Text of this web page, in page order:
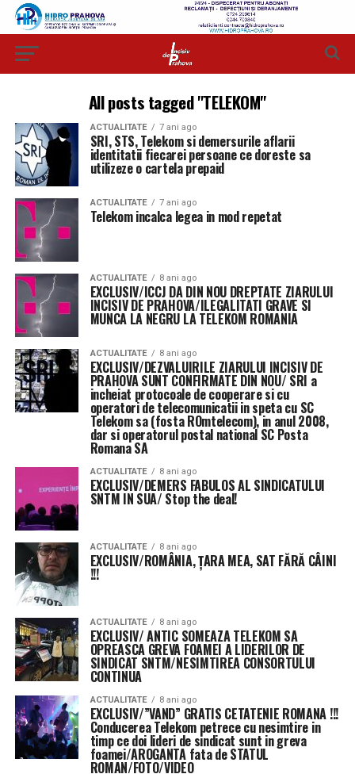
All posts tagged "TELEKOM"
ACTUALITATE 7 ani ago
SRI, STS, Telekom si demersurile aflarii
identitatii fiecarei persoane ce doreste sa
utilizeze o cartela prepaid
ACTUALITATE 7 ani ago
Telekom incalca legea in mod repetat
ACTUALITATE 8 ani ago
EXCLUSIV/ICCJ DA DIN NOU DREPTATE ZIARULUI
INCISIV DE PRAHOVA/ILEGALITATI GRAVE SI
MUNCA LA NEGRU LA TELEKOM ROMANIA
ACTUALITATE 8 ani ago
EXCLUSIV/DEZVALUIRILE ZIARULUI INCISIV DE
PRAHOVA SUNT CONFIRMATE DIN NOU/ SRI a
incheiat protocoale de cooperare si cu
operatori de telecomunicatii in speta cu SC
Telekom sa (fosta ROmtelecom), in anul 2008,
dar si operatorul postal national SC Posta
Romana SA
ACTUALITATE 8 ani ago
EXCLUSIV/DEMERS FABULOS AL SINDICATULUI
SNTM IN SUA/ Stop the deal!
ACTUALITATE 8 ani ago
EXCLUSIV/ROMÂNIA, ȚARA MEA, SAT FĂRĂ CÂINI
!!!
ACTUALITATE 8 ani ago
EXCLUSIV/ ANTIC SOMEAZA TELEKOM SA
OPREASCA GREVA FOAMEI A LIDERILOR DE
SINDICAT SNTM/NESIMTIREA CONSORTULUI
CONTINUA
ACTUALITATE 8 ani ago
EXCLUSIV/”VAND” GRATIS CETATENIE ROMANA !!!
Conducerea Telekom petrece cu nesimtire in
timp ce doi lideri de sindicat sunt in greva
foamei/AROGANTA fata de STATUL
ROMAN/FOTO/VIDEO